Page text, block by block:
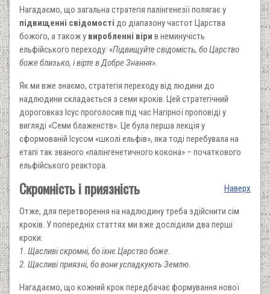
Нагадаємо, що загальна стратегія палінгенезії полягає у
підвищенні свідомості до діапазону частот Царства
божого, а також у виробленні віри в неминучість
ельфійського переходу: «Підвищуйте свідомість, бо Царство
боже близько, і вірте в Добре Знання».
Як ми вже знаємо, стратегія переходу від людини до
надлюдини складається з семи кроків. Цей стратегічний
дороговказ Ісус проголосив під час Нагірної проповіді у
вигляді «Семи блаженств». Це була перша лекція у
сформованій Ісусом «школі ельфів», яка тоді перебувала на
етапі так званого «палінгенетичного кокона» – початкового
ельфійського реактора.
Наверх
Скромність і приязність
Отже, для перетворення на надлюдину треба здійснити сім
кроків. У попередніх статтях ми вже дослідили два перші
кроки:
1. Щасливі скромні, бо їхнє Царство боже.
2. Щасливі приязні, бо вони успадкують Землю.
Нагадаємо, що кожний крок передбачає формування нової